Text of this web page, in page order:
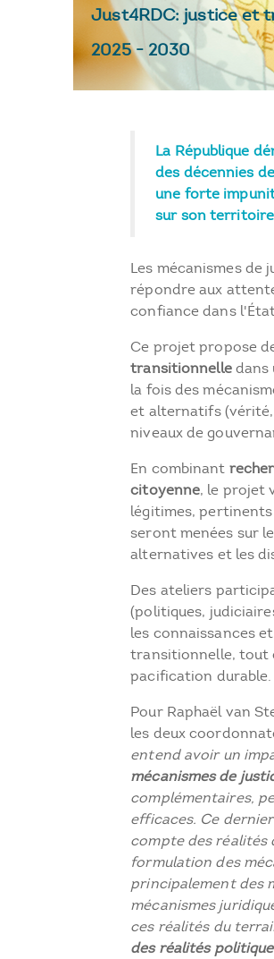
Just4RDC: justice et
2025- 2030
La République
des décennies
une forte
sur son
Les mécanismes
répondre aux
confiance dans
Ce projet propose
transitionnelledans
la fois des
et alternatifs
niveaux de
En combinant
citoyenne, le projet
légitimes,
seront menées sur
alternatives et les
Des ateliers
(politiques,
les connaissances
transitionnelle, tout
pacification durable.
Pour Raphaël van
les deux
entend avoir un
mécanismes de
complémentaires,
efficaces. Ce
compte des réalités
formulation des
principalement des
mécanismes
ces réalités du
des réalités